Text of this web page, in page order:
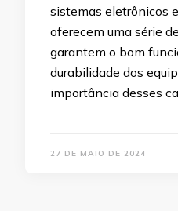
sistemas eletrônicos
oferecem uma série
garantem o bom
durabilidade dos
importância desses
27 DE MAIO DE 2024